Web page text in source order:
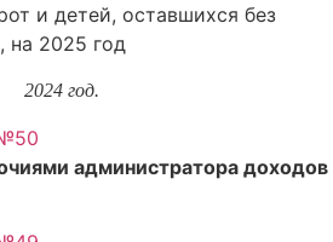
и детей, оставшихся без
на 2025 год
2024 год.
администратора доходов